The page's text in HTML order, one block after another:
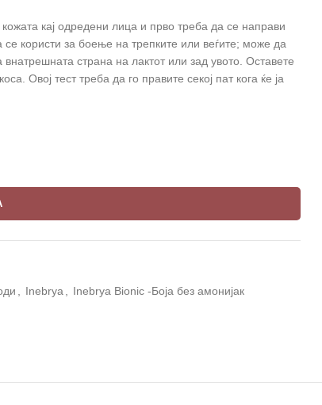
кај одредени лица и прво треба да се направи
користи за боење на трепките или веѓите; може да
страна на лактот или зад увото. Оставете
Овој тест треба да го правите секој пат кога ќе ја
Inebrya
Inebrya Bionic -Боја без амонијак